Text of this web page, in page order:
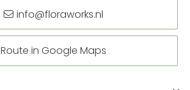
info@floraworks.nl
Route in Google Maps